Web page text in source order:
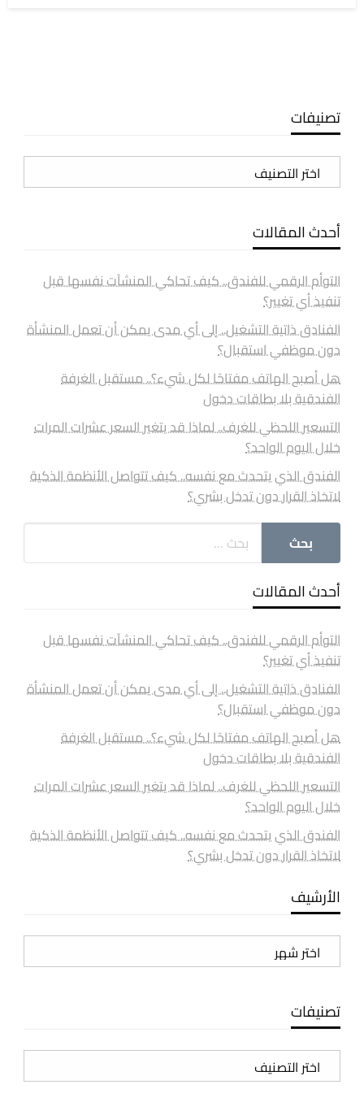
تصنيفات
تصنيفات
أحدث المقالات
التوأم الرقمي للفندق.. كيف تحاكي المنشآت نفسها قبل
تنفيذ أي تغيير؟
الفنادق ذاتية التشغيل.. إلى أي مدى يمكن أن تعمل المنشأة
دون موظفي استقبال؟
هل أصبح الهاتف مفتاحًا لكل شيء؟.. مستقبل الغرفة
الفندقية بلا بطاقات دخول
التسعير اللحظي للغرف.. لماذا قد يتغير السعر عشرات المرات
خلال اليوم الواحد؟
الفندق الذي يتحدث مع نفسه.. كيف تتواصل الأنظمة الذكية
لاتخاذ القرار دون تدخل بشري؟
أحدث المقالات
التوأم الرقمي للفندق.. كيف تحاكي المنشآت نفسها قبل
تنفيذ أي تغيير؟
الفنادق ذاتية التشغيل.. إلى أي مدى يمكن أن تعمل المنشأة
دون موظفي استقبال؟
هل أصبح الهاتف مفتاحًا لكل شيء؟.. مستقبل الغرفة
الفندقية بلا بطاقات دخول
التسعير اللحظي للغرف.. لماذا قد يتغير السعر عشرات المرات
خلال اليوم الواحد؟
الفندق الذي يتحدث مع نفسه.. كيف تتواصل الأنظمة الذكية
لاتخاذ القرار دون تدخل بشري؟
الأرشيف
الأرشيف
تصنيفات
تصنيفات